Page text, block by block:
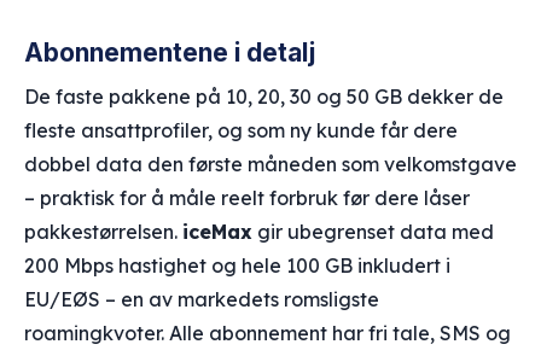
Abonnementene i detalj
De faste pakkene på 10, 20, 30 og 50 GB dekker de
fleste ansattprofiler, og som ny kunde får dere
dobbel data den første måneden som velkomstgave
– praktisk for å måle reelt forbruk før dere låser
pakkestørrelsen. iceMax gir ubegrenset data med
200 Mbps hastighet og hele 100 GB inkludert i
EU/EØS – en av markedets romsligste
roamingkvoter. Alle abonnement har fri tale, SMS og